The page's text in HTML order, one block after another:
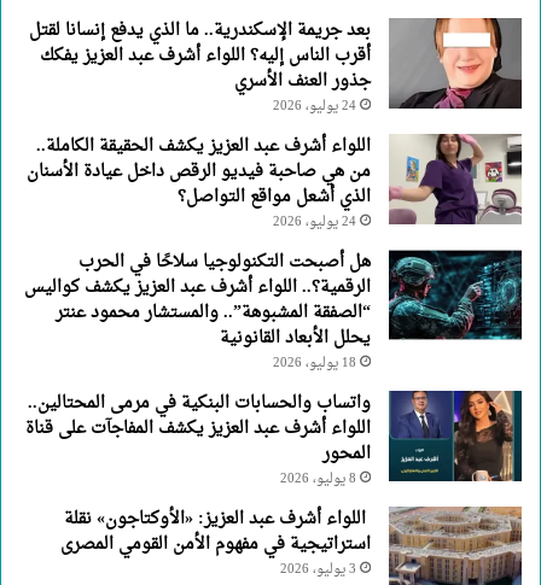
جذور
العنف
الأسري
بعد جريمة الإسكندرية.. ما الذي يدفع إنسانا لقتل
أقرب الناس إليه؟ اللواء أشرف عبد العزيز يفكك
جذور العنف الأسري
24 يوليو، 2026
اللواء أشرف عبد العزيز يكشف الحقيقة الكاملة..
من هي صاحبة فيديو الرقص داخل عيادة الأسنان
الذي أشعل مواقع التواصل؟
24 يوليو، 2026
هل أصبحت التكنولوجيا سلاحًا في الحرب
الرقمية؟.. اللواء أشرف عبد العزيز يكشف كواليس
“الصفقة المشبوهة”.. والمستشار محمود عنتر
يحلل الأبعاد القانونية
18 يوليو، 2026
واتساب والحسابات البنكية في مرمى المحتالين..
اللواء أشرف عبد العزيز يكشف المفاجآت على قناة
المحور
8 يوليو، 2026
اللواء أشرف عبد العزيز: «الأوكتاجون» نقلة
استراتيجية في مفهوم الأمن القومي المصرى
3 يوليو، 2026